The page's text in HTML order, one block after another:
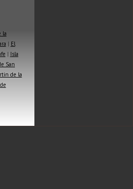
la
| El
| Isla
San
de la